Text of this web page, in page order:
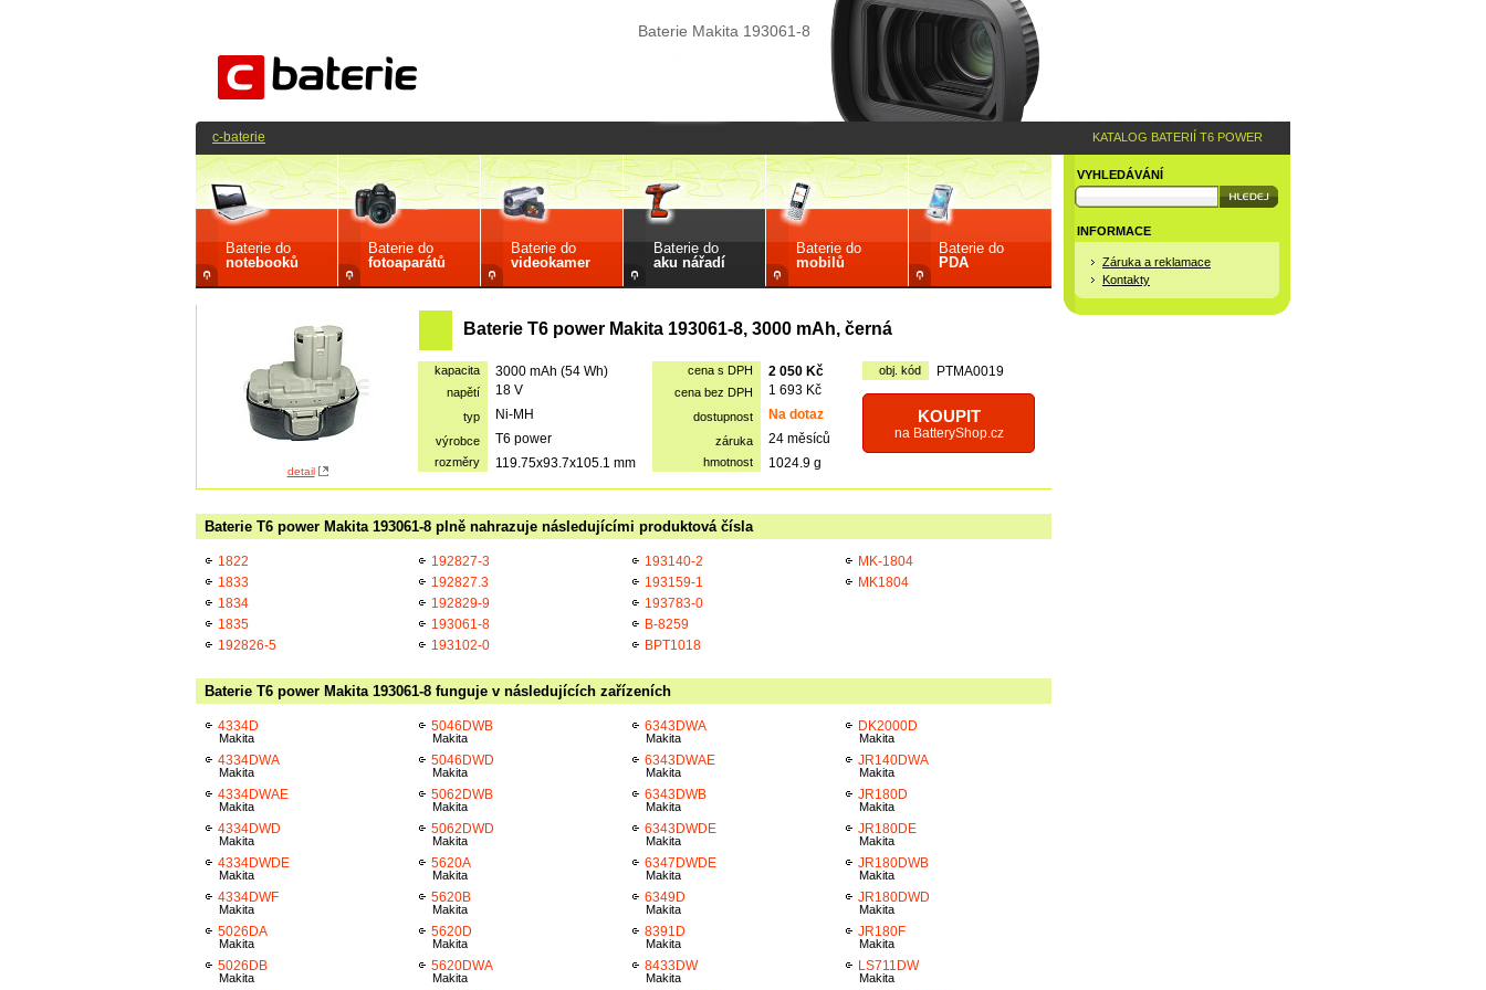
Baterie Makita 193061-8
Baterie do
notebooků
Baterie do
fotoaparátů
Baterie do
videokamer
Baterie do
aku nářadí
Baterie do
mobilů
Baterie do
PDA
detail
Baterie T6 power Makita 193061-8, 3000 mAh, černá
kapacita 3000 mAh (54 Wh) cena s DPH 2 050 Kč obj. kód PTMA0019
napětí 18 V cena bez DPH 1 693 Kč
KOUPIT
na BatteryShop.cz
typ Ni-MH dostupnost Na dotaz
výrobce T6 power záruka 24 měsíců
rozměry 119.75x93.7x105.1 mm hmotnost 1024.9 g
Baterie T6 power Makita 193061-8 plně nahrazuje následujícími produktová čísla
1822
1833
1834
1835
192826-5
192827-3
192827.3
192829-9
193061-8
193102-0
193140-2
193159-1
193783-0
B-8259
BPT1018
MK-1804
MK1804
Baterie T6 power Makita 193061-8 funguje v následujících zařízeních
4334D
Makita
4334DWA
Makita
4334DWAE
Makita
4334DWD
Makita
4334DWDE
Makita
4334DWF
Makita
5026DA
Makita
5026DB
Makita
5046DWB
Makita
5046DWD
Makita
5062DWB
Makita
5062DWD
Makita
5620A
Makita
5620B
Makita
5620D
Makita
5620DWA
Makita
6343DWA
Makita
6343DWAE
Makita
6343DWB
Makita
6343DWDE
Makita
6347DWDE
Makita
6349D
Makita
8391D
Makita
8433DW
Makita
DK2000D
Makita
JR140DWA
Makita
JR180D
Makita
JR180DE
Makita
JR180DWB
Makita
JR180DWD
Makita
JR180F
Makita
LS711DW
Makita
VYHLEDÁVÁNÍ
INFORMACE
Záruka a reklamace
Kontakty
c-baterie KATALOG BATERIÍ T6 POWER